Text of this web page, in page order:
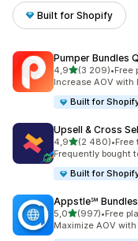
Built for Shopify
Pumper Bundles
4,9na 5 gwiazdek
(3 209)
Łączna liczba•Free
Increase AOV with
Built for
Upsell & Cross
4,9na 5 gwiazdek
(2 480)
Łączna liczba•Free
Frequently bought
Built for
Appstle℠
5,0na 5 gwiazdek
(997)
Łączna liczba
•Free
Maximize AOV